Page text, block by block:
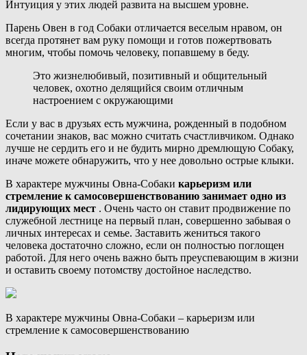
Интуиция у этих людей развита на высшем уровне.
Парень Овен в год Собаки отличается веселым нравом, он
всегда протянет вам руку помощи и готов пожертвовать
многим, чтобы помочь человеку, попавшему в беду.
Это жизнелюбивый, позитивный и общительный
человек, охотно делящийся своим отличным
настроением с окружающими
Если у вас в друзьях есть мужчина, рожденный в подобном
сочетании знаков, вас можно считать счастливчиком. Однако
лучше не сердить его и не будить мирно дремлющую Собаку,
иначе можете обнаружить, что у нее довольно острые клыки.
В характере мужчины Овна-Собаки карьеризм или
стремление к самосовершенствованию занимает одно из
лидирующих мест . Очень часто он ставит продвижение по
служебной лестнице на первый план, совершенно забывая о
личных интересах и семье. Заставить жениться такого
человека достаточно сложно, если он полностью поглощен
работой. Для него очень важно быть преуспевающим в жизни
и оставить своему потомству достойное наследство.
В характере мужчины Овна-Собаки – карьеризм или
стремление к самосовершенствованию